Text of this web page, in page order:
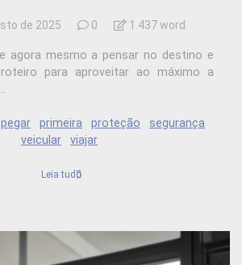
de 2025 0 1.437 word
agora mesmo a pensar no destino e
para aproveitar ao máximo a
pegar primeira proteção
segurança
veicular
viajar
Leia tudo